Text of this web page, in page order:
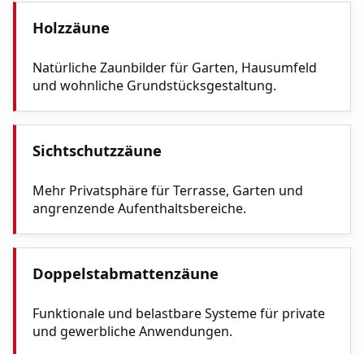
Holzzäune
Natürliche Zaunbilder für Garten, Hausumfeld
und wohnliche Grundstücksgestaltung.
Sichtschutzzäune
Mehr Privatsphäre für Terrasse, Garten und
angrenzende Aufenthaltsbereiche.
Doppelstabmattenzäune
Funktionale und belastbare Systeme für private
und gewerbliche Anwendungen.